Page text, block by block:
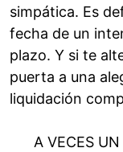
simpática. Es
fecha de un
plazo. Y si te
puerta a una
liquidación
A VECES